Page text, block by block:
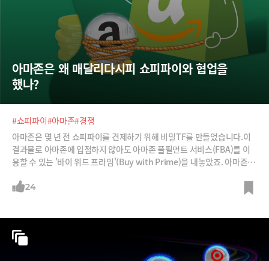
아마존은 왜 매달리다시피 쇼피파이와 협업을
했나?
#쇼피파이#아마존#경쟁
아마존은 몇 년 전 쇼피파이를 견제하기 위해 비밀TF를 만들었습니다.이
결과물로 아마존에 입점하지 않아도 아마존 풀필먼트 서비스(FBA)를 이
용할 수 있는 '바이 위드 프라임'(Buy with Prime)을 내놓았죠. 아마존 밖
존이 쇼피파이와 결국 손을 잡았습니다. 아마존이 쇼피파이에 거의 매달리
된 것이죠.아마존은 왜 쇼피파이에 매달려야 했을까요? 양쪽은 이번 협업
24